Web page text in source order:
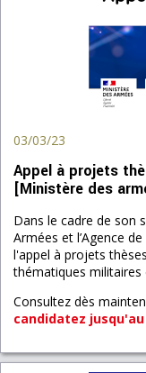
03/03/23
Appel à projets
[Ministère des
Dans le cadre de son
Armées et l’Agence
l'appel à projets
thématiques militaires
Consultez dès
candidatez